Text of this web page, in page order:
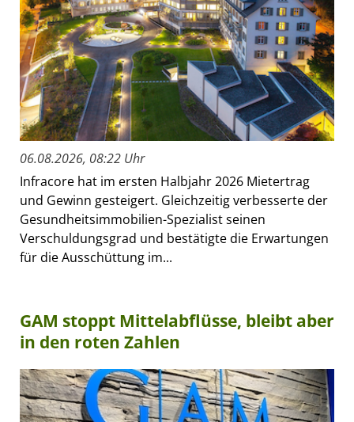
06.08.2026, 08:22 Uhr
Infracore hat im ersten Halbjahr 2026 Mietertrag
und Gewinn gesteigert. Gleichzeitig verbesserte der
Gesundheitsimmobilien-Spezialist seinen
Verschuldungsgrad und bestätigte die Erwartungen
für die Ausschüttung im...
GAM stoppt Mittelabflüsse, bleibt aber
in den roten Zahlen